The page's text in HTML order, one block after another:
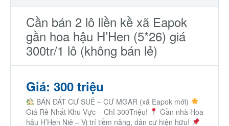
Cần bán 2 lô liền kề xã Eapok
gần hoa hậu H’Hen (5*26) giá
300tr/1 lô (không bán lẻ)
Giá: 300 triệu
BÁN ĐẤT CƯ SUÊ – CƯ MGAR (xã Eapok mới)
Giá Rẻ Nhất Khu Vực – Chỉ 300Triệu!
Gần nhà Hoa
hậu H’Hen Niê – Vị trí tiềm năng, dân cư hiện hữu!